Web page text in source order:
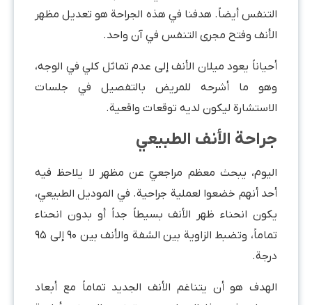
التنفس أيضاً. هدفنا في هذه الجراحة هو تعديل مظهر
الأنف وفتح مجرى التنفس في آن واحد.
أحياناً يعود ميلان الأنف إلى عدم تماثل كلي في الوجه،
وهو ما أشرحه للمريض بالتفصيل في جلسات
الاستشارة ليكون لديه توقعات واقعية.
جراحة الأنف الطبيعي
اليوم، يبحث معظم مراجعيّ عن مظهر لا يلاحظ فيه
أحد أنهم خضعوا لعملية جراحية. في الموديل الطبيعي،
يكون انحناء ظهر الأنف بسيطاً جداً أو بدون انحناء
تماماً، وتضبط الزاوية بين الشفة والأنف بين ۹۰ إلى ۹۵
درجة.
الهدف هو أن يتناغم الأنف الجديد تماماً مع أبعاد